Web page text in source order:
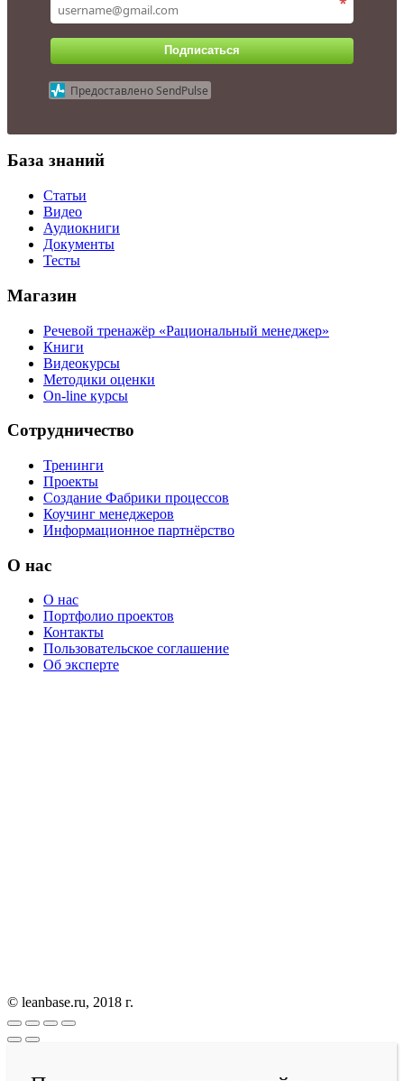
Подписаться
Предоставлено SendPulse
База знаний
Статьи
Видео
Аудиокниги
Документы
Тесты
Магазин
Речевой тренажёр «Рациональный менеджер»
Книги
Видеокурсы
Методики оценки
On-line курсы
Сотрудничество
Тренинги
Проекты
Создание Фабрики процессов
Коучинг менеджеров
Информационное партнёрство
О нас
О нас
Портфолио проектов
Контакты
Пользовательское соглашение
Об эксперте
© leanbase.ru, 2018 г.